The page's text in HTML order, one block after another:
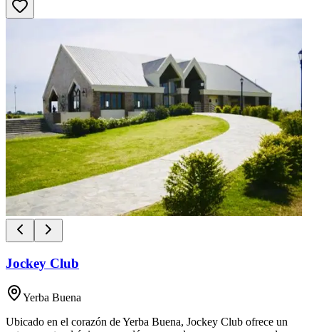
Jockey Club
Yerba Buena
Ubicado en el corazón de Yerba Buena, Jockey Club ofrece un